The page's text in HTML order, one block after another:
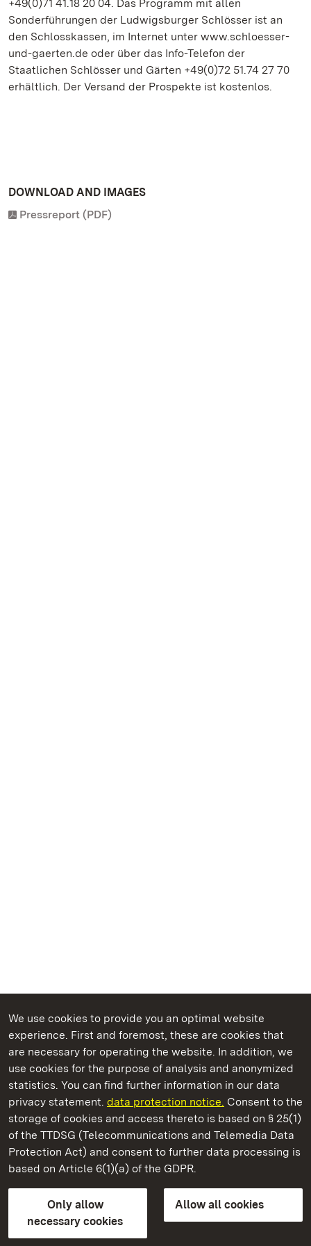
We use cookies to provide you an optimal website
experience. First and foremost, these are cookies that
are necessary for operating the website. In addition, we
use cookies for the purpose of analysis and anonymized
statistics. You can find further information in our data
privacy statement. data protection notice. Consent to the
storage of cookies and access thereto is based on § 25(1)
of the TTDSG (Telecommunications and Telemedia Data
Protection Act) and consent to further data processing is
based on Article 6(1)(a) of the GDPR.
Only allow
necessary cookies
Allow all cookies
+49(0)71 41.18 20 04. Das Programm mit allen
Sonderführungen der Ludwigsburger Schlösser ist an
den Schlosskassen, im Internet unter www.schloesser-
und-gaerten.de oder über das Info-Telefon der
Staatlichen Schlösser und Gärten +49(0)72 51.74 27 70
erhältlich. Der Versand der Prospekte ist kostenlos.
DOWNLOAD AND IMAGES
Pressreport (PDF)
State Palaces and Gardens of Baden-Wuerttemberg
Ludwigsburg Residential Palace
State Palaces and Gardens of Baden-Wuerttemberg
Contact usFAQMasthead
Declaration on barrier-free access